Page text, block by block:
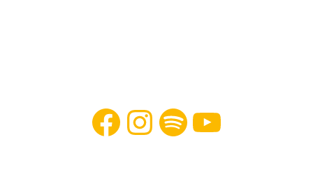
Facebook InstagramSpotify YouTube